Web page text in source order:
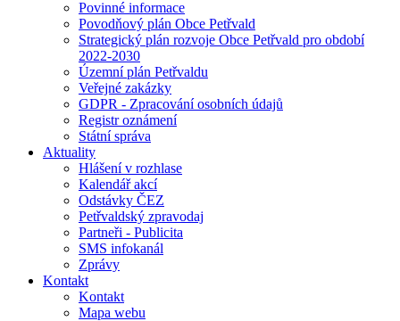
Povinné informace
Povodňový plán Obce Petřvald
Strategický plán rozvoje Obce Petřvald pro období
2022-2030
Územní plán Petřvaldu
Veřejné zakázky
GDPR - Zpracování osobních údajů
Registr oznámení
Státní správa
Aktuality
Hlášení v rozhlase
Kalendář akcí
Odstávky ČEZ
Petřvaldský zpravodaj
Partneři - Publicita
SMS infokanál
Zprávy
Kontakt
Kontakt
Mapa webu